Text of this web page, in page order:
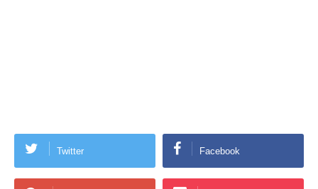
Twitter Facebook